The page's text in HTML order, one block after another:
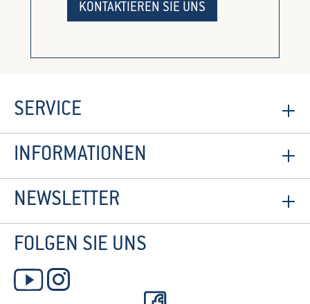
KONTAKTIEREN SIE UNS
SERVICE
INFORMATIONEN
NEWSLETTER
FOLGEN SIE UNS